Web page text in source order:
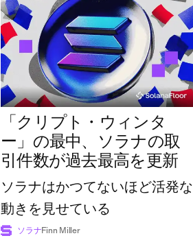
「クリプト・ウィンタ
ー」の最中、ソラナの取
引件数が過去最高を更新
ソラナはかつてないほど活発な
動きを見せている
ソラナFinn Miller